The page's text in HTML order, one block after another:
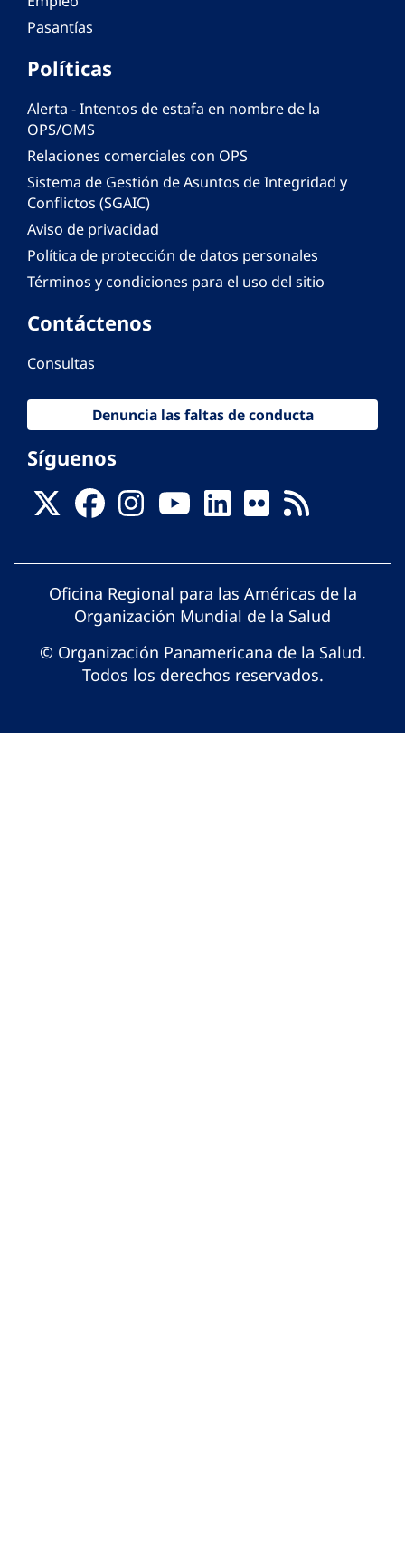
Pasantías
Políticas
Alerta - Intentos de estafa en nombre de la
OPS/OMS
Relaciones comerciales con OPS
Sistema de Gestión de Asuntos de Integridad y
Conflictos (SGAIC)
Aviso de privacidad
Política de protección de datos personales
Términos y condiciones para el uso del sitio
Contáctenos
Consultas
Denuncia las faltas de conducta
Síguenos
Oficina Regional para las Américas de la
Organización Mundial de la Salud
© Organización Panamericana de la Salud.
Todos los derechos reservados.